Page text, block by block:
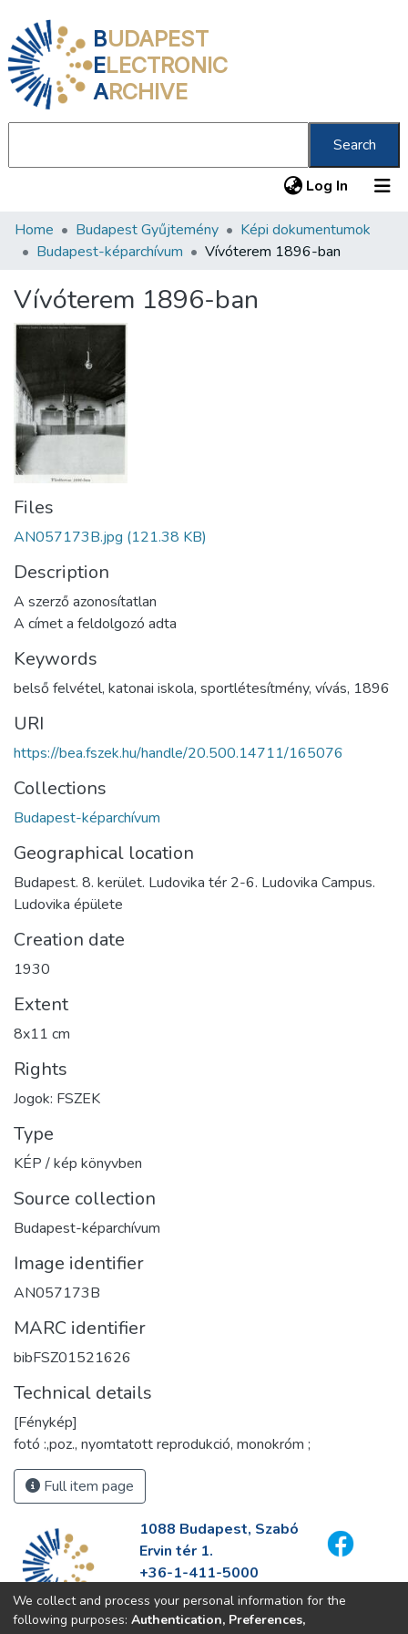
BUDAPEST
ELECTRONIC
ARCHIVE
Search
Log In (current)
Communities & Collections
Statistics
Home Budapest Gyűjtemény
Képi dokumentumok
Budapest-képarchívum
Vívóterem 1896-ban
Vívóterem 1896-ban
Files
AN057173B.jpg (121.38 KB)
Description
A szerző azonosítatlan
A címet a feldolgozó adta
Keywords
belső felvétel, katonai iskola, sportlétesítmény, vívás, 1896
URI
https://bea.fszek.hu/handle/20.500.14711/165076
Collections
Budapest-képarchívum
Geographical location
Budapest. 8. kerület. Ludovika tér 2-6. Ludovika Campus.
Ludovika épülete
Creation date
1930
Extent
8x11 cm
Rights
Jogok: FSZEK
Type
KÉP / kép könyvben
Source collection
Budapest-képarchívum
Image identifier
AN057173B
MARC identifier
bibFSZ01521626
Technical details
[Fénykép]
fotó :,poz., nyomtatott reprodukció, monokróm ;
Full item page
1088 Budapest, Szabó
Ervin tér 1.
+36-1-411-5000
info@fszek.hu
https://fszek.hu
We collect and process your personal information for the
following purposes: Authentication, Preferences,